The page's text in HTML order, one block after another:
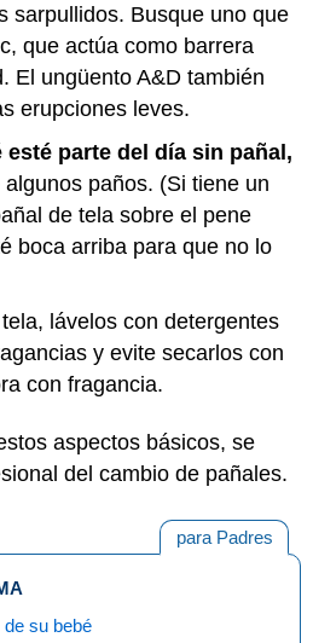
sarpullidos. Busque uno que
que actúa como barrera
El ungüento A&D también
erupciones leves.
esté parte del día sin pañal,
paños. (Si tiene un
de tela sobre el pene
boca arriba para que no lo
lávelos con detergentes
y evite secarlos con
con fragancia.
aspectos básicos, se
del cambio de pañales.
para Padres
su bebé